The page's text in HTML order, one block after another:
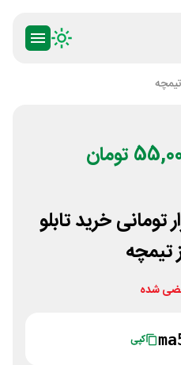
تیمچه
تومان
55 هزار تومانی خرید تابلو
تیمچه
شده
کپی